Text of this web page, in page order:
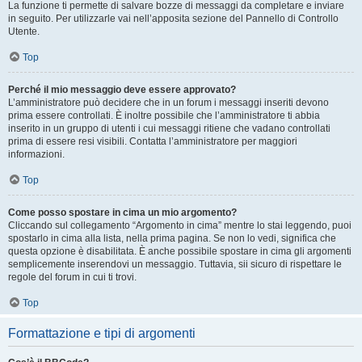
La funzione ti permette di salvare bozze di messaggi da completare e inviare
in seguito. Per utilizzarle vai nell’apposita sezione del Pannello di Controllo
Utente.
Top
Perché il mio messaggio deve essere approvato?
L’amministratore può decidere che in un forum i messaggi inseriti devono
prima essere controllati. È inoltre possibile che l’amministratore ti abbia
inserito in un gruppo di utenti i cui messaggi ritiene che vadano controllati
prima di essere resi visibili. Contatta l’amministratore per maggiori
informazioni.
Top
Come posso spostare in cima un mio argomento?
Cliccando sul collegamento “Argomento in cima” mentre lo stai leggendo, puoi
spostarlo in cima alla lista, nella prima pagina. Se non lo vedi, significa che
questa opzione è disabilitata. È anche possibile spostare in cima gli argomenti
semplicemente inserendovi un messaggio. Tuttavia, sii sicuro di rispettare le
regole del forum in cui ti trovi.
Top
Formattazione e tipi di argomenti